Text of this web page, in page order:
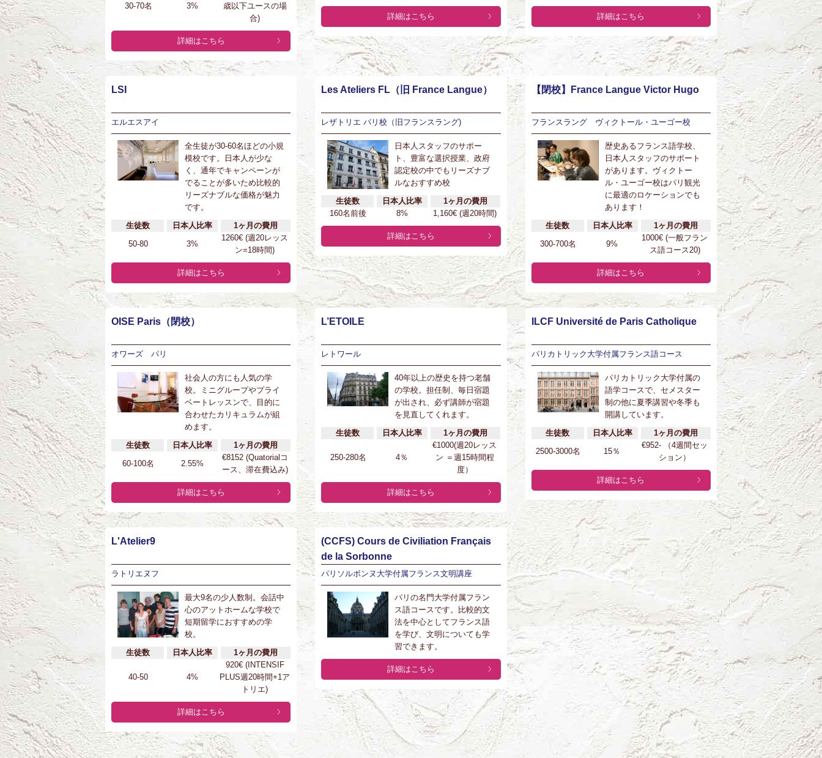
30-70名 3%
歳以下ユースの場
合)
詳細はこちら
詳細はこちら 詳細はこちら
LSI
エルエスアイ
全生徒が30-60名ほどの小規
模校です。日本人が少な
く、通年でキャンペーンが
でることが多いため比較的
リーズナブルな価格が魅力
です。
生徒数
日本人比率
1ヶ月の費用
50-80
3%
1260€ (週20レッス
ン=18時間)
詳細はこちら
Les Ateliers FL（旧 France Langue）
レザトリエ パリ校（旧フランスラング)
日本人スタッフのサポー
ト、豊富な選択授業、政府
認定校の中でもリーズナブ
ルなおすすめ校
生徒数
日本人比率
1ヶ月の費用
160名前後
8% 1,160€ (週20時間)
詳細はこちら
【閉校】France Langue Victor Hugo
フランスラング ヴィクトール・ユーゴー校
歴史あるフランス語学校、
日本人スタッフのサポート
があります。ヴィクトー
ル・ユーゴー校はパリ観光
に最適のロケーションでも
あります！
生徒数
日本人比率
1ヶ月の費用
300-700名
9%
1000€ (一般フラン
ス語コース20)
詳細はこちら
OISE Paris（閉校）
オワーズ パリ
社会人の方にも人気の学
校。ミニグループやプライ
ベートレッスンで、目的に
合わせたカリキュラムが組
めます。
生徒数
日本人比率
1ヶ月の費用
60-100名
2.55%
€8152 (Quatorialコ
ース、滞在費込み)
詳細はこちら
L’ETOILE
レトワール
40年以上の歴史を持つ老舗
の学校。担任制、毎日宿題
が出され、必ず講師が宿題
を見直してくれます。
生徒数
日本人比率 1ヶ月の費用
250-280名 4％
€1000(週20レッス
ン ＝週15時間程
度）
詳細はこちら
ILCF Université de Paris Catholique
パリカトリック大学付属フランス語コース
パリカトリック大学付属の
語学コースで、セメスター
制の他に夏季講習や冬季も
開講しています。
生徒数
日本人比率
1ヶ月の費用
2500-3000名
15％
€952- （4週間セッ
ション）
詳細はこちら
L'Atelier9
ラトリエヌフ
最大9名の少人数制。会話中
心のアットホームな学校で
短期留学におすすめの学
校。
生徒数
日本人比率 1ヶ月の費用
40-50 4%
920€ (INTENSIF
PLUS週20時間+1ア
トリエ)
詳細はこちら
(CCFS) Cours de Civiliation Français
de la Sorbonne
パリソルボンヌ大学付属フランス文明講座
パリの名門大学付属フラン
ス語コースです。比較的文
法を中心としてフランス語
を学び、文明についても学
習できます。
詳細はこちら